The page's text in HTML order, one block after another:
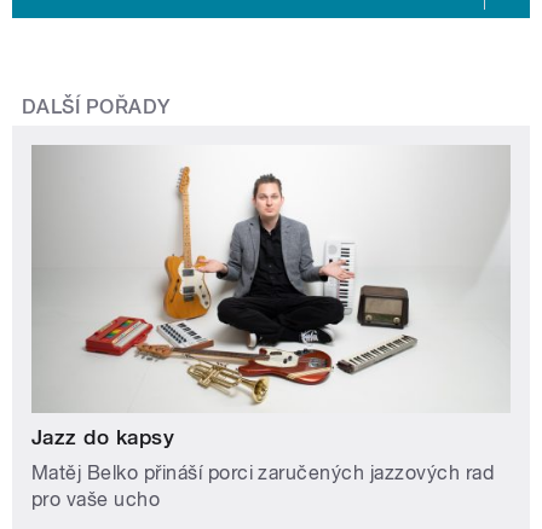
DALŠÍ POŘADY
Jazz do kapsy
Matěj Belko přináší porci zaručených jazzových rad
pro vaše ucho